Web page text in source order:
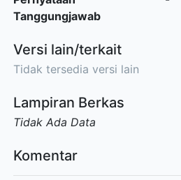
Tanggungjawab
Versi lain/terkait
Tidak tersedia versi lain
Lampiran Berkas
Tidak Ada Data
Komentar